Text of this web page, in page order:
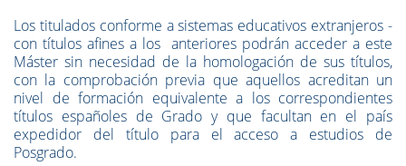
Los titulados conforme a sistemas educativos extranjeros -
con títulos afines a los anteriores podrán acceder a este
Máster sin necesidad de la homologación de sus títulos,
con la comprobación previa que aquellos acreditan un
nivel de formación equivalente a los correspondientes
títulos españoles de Grado y que facultan en el país
expedidor del título para el acceso a estudios de
Posgrado.